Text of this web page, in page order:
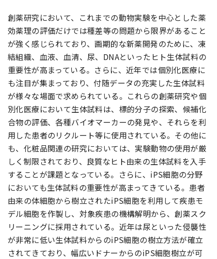
創薬研究において、これまでの動物実験を中心とした薬
効薬理の評価だけでは種差等の問題から限界があること
が強く感じられており、画期的な新薬開発のために、凍
結組織、血液、血清、尿、DNAといったヒト生体試料の
重要性が高まっている。さらに、近年では個別化医療に
も注目が集まっており、付随データの充実した生体試料
が様々な場面で求められている。これらの創薬研究や個
別化医療において生体試料は、標的分子の探索、候補化
合物の評価、各種バイオマーカーの発見や、それらを利
用した患者のリクルート等に使用されている。その他に
も、化粧品関連の研究においては、実験動物の使用が厳
しく制限されており、良質なヒト由来の生体試料を入手
することが課題となっている。さらに、iPS細胞の分野
においても生体試料の重要性が高まってきている。患者
由来の体細胞から樹立されたiPS細胞を利用して疾患モ
デル細胞を作製し、対象疾患の機構解明から、創薬スク
リーニングに採用されている。近年は尿といった侵襲性
が非常に低い生体試料からのiPS細胞の樹立方法が確立
されてきており、幅広いドナーからのiPS細胞樹立が可